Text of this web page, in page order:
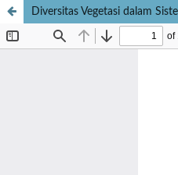
Diversitas Vegetasi dalam